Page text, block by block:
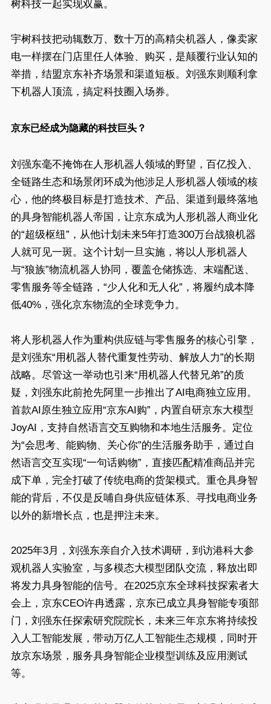
树科技一起实现双赢。
宇树科技把动辄数万、数十万的高精尖机器人，像卖家
电一样摆在门店里任人体验、购买，是颠覆行业认知的
举措，结盟京东补齐场景和渠道短板。刘强东则顺利拿
下机器人顶流，搞定科技圈入场券。
京东已经成为隐藏的科技巨头？
刘强东毫不掩饰在人形机器人领域的野望，百亿投入、
全链路生态和场景闭环成为他涉足人形机器人领域的核
心，他的终极目标是打造技术、产品、渠道到最终落地
的具身智能机器人帝国，让京东成为人形机器人商业化
的“超级枢纽”，从他计划未来5年打造300万台战狼机器
人就可见一斑。这个计划一旦实施，将以人形机器人
与“狼族”物流机器人协同，覆盖仓储拣选、末端配送、
零售服务等全链路，“少人化和无人化”，将履约成本降
低40%，强化京东物流的全球竞争力。
将人形机器人作为重构供应链与零售服务的核心引擎，
是刘强东“用机器人替代重复性劳动、解放人力”的长期
战略。尽管这一举动也引来“用机器人代替兄弟”的质
疑，刘强东此前抢先阿里一步推出了AI电商独立应用。
首款AI原生独立应用“京东AI购”，内置自研京东大模型
JoyAI，支持自然语言交互购物和本地生活服务。定位
为“会思考、能购物、关心你”的生活服务助手，通过自
然语言交互实现“一句话购物”，直接匹配精准商品并完
成下单，完全打破了传统电商的货架模式。重仓具身智
能的背后，不仅是反哺自身供应链体系、寻找电商业务
以外的新增长点，也是押注未来。
2025年3月，刘强东亲自介入技术调研，到访港科大参
观机器人实验室，与多模态大模型团队交流，释放出即
将发力具身智能的信号。在2025京东全球科技探索者大
会上，京东CEO许冉透露，京东已成立具身智能专项部
门，刘强东任探索研究院院长，未来三年京东将持续投
入人工智能发展，带动万亿人工智能生态规模，同时开
放京东场景，服务具身智能企业模型训练及应用测试
等。